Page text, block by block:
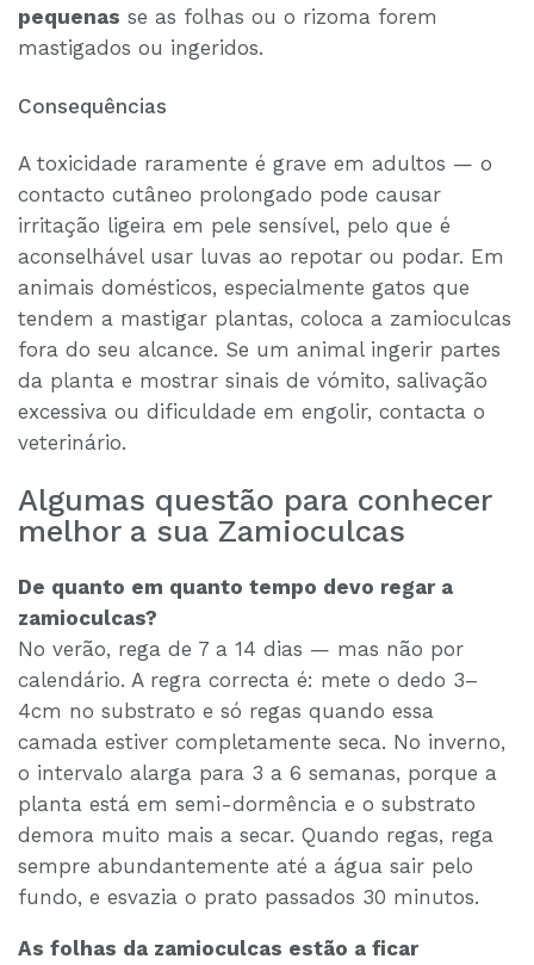
pequenas se as folhas ou o rizoma forem
mastigados ou ingeridos.
Consequências
A toxicidade raramente é grave em adultos — o
contacto cutâneo prolongado pode causar
irritação ligeira em pele sensível, pelo que é
aconselhável usar luvas ao repotar ou podar. Em
animais domésticos, especialmente gatos que
tendem a mastigar plantas, coloca a zamioculcas
fora do seu alcance. Se um animal ingerir partes
da planta e mostrar sinais de vómito, salivação
excessiva ou dificuldade em engolir, contacta o
veterinário.
Algumas questão para conhecer
melhor a sua Zamioculcas
De quanto em quanto tempo devo regar a
zamioculcas?
No verão, rega de 7 a 14 dias — mas não por
calendário. A regra correcta é: mete o dedo 3–
4cm no substrato e só regas quando essa
camada estiver completamente seca. No inverno,
o intervalo alarga para 3 a 6 semanas, porque a
planta está em semi-dormência e o substrato
demora muito mais a secar. Quando regas, rega
sempre abundantemente até a água sair pelo
fundo, e esvazia o prato passados 30 minutos.
As folhas da zamioculcas estão a ficar